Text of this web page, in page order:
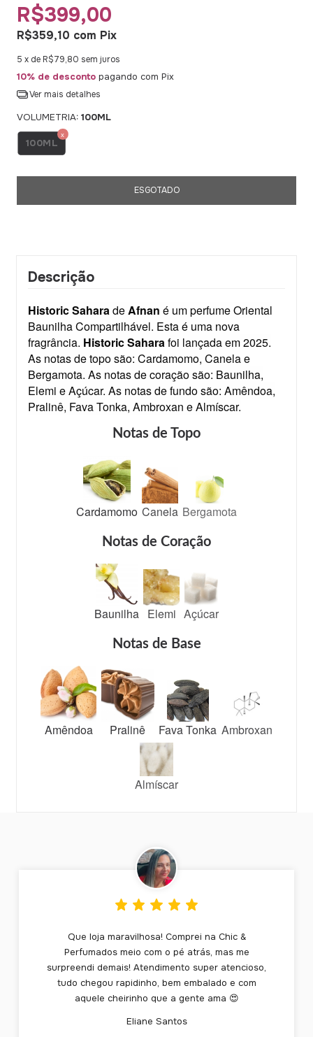
R$399,00
R$359,10 com Pix
5 x de R$79,80 sem juros
10% de desconto pagando com Pix
Ver mais detalhes
VOLUMETRIA: 100ML
100ML
Descrição
Historic SaharadeAfnan é um perfume Oriental
Baunilha Compartilhável. Esta é uma nova
fragrância. Historic Saharafoi lançada em 2025.
As notas de topo são: Cardamomo, Canela e
Bergamota. As notas de coração são: Baunilha,
Elemi e Açúcar. As notas de fundo são: Amêndoa,
Pralinê, Fava Tonka, Ambroxan e Almíscar.
Notas de Topo
Cardamomo Canela Bergamota
Notas de Coração
Baunilha Elemi Açúcar
Notas de Base
Amêndoa Pralinê Fava Tonka Ambroxan
Almíscar
Que loja maravilhosa! Comprei na Chic &
Perfumados meio com o pé atrás, mas me
surpreendi demais! Atendimento super atencioso,
tudo chegou rapidinho, bem embalado e com
aquele cheirinho que a gente ama 😍
Eliane Santos